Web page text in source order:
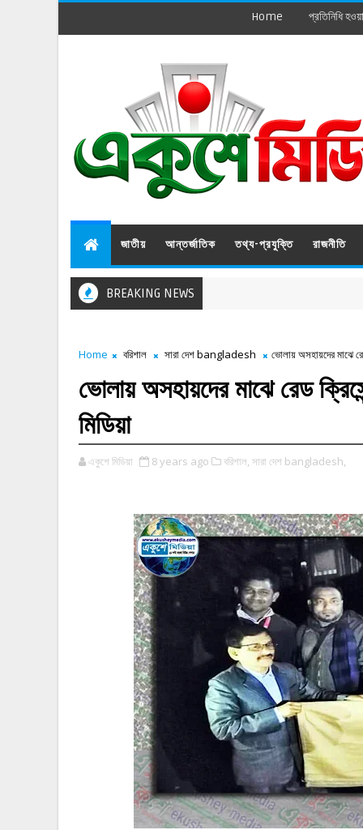
Home প্রতিনিধি
জাতীয় আন্তর্জাতিক তথ্য-প্রযুক্তি রাজনীতি
BREAKING NEWS
Home বরিশাল সারা দেশ bangladesh ভোলায় অসহায়দের মাঝে
ভোলায় অসহায়দের মাঝে রেড
মিডিয়া
একুশে মিডিয়া 8 years ago বরিশাল, সারা দেশ bangladesh,